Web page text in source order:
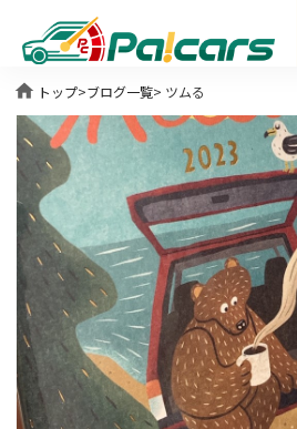
home トップ>ブログ一覧> ツムる